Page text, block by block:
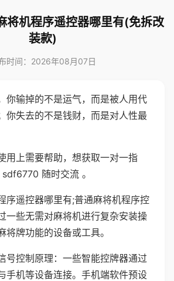
将机程序遥控器哪里有(免拆改
装款)
时间：2026年08月07日
你输掉的不是运气，而是被人用代
你失去的不是钱财，而是对人性最
用上需要帮助，想获取一对一指
随时交流 。
序遥控器哪里有;普通麻将机程序控
一些无需对麻将机进行复杂安装操
将牌功能的设备或工具。
号控制原理：一些智能控牌器通过
手机等设备连接。手机端软件预设